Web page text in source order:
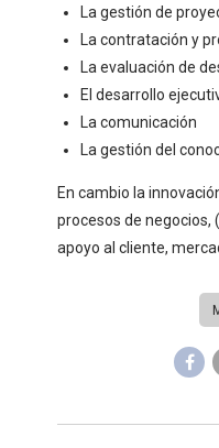
La gestión de
La contratación y
La evaluación de
El desarrollo
La comunicación
La gestión del
En cambio la
procesos de negocios,
apoyo al cliente,